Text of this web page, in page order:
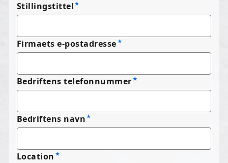
Stillingstittel
Firmaets e-postadresse
Bedriftens telefonnummer
Bedriftens navn
Location